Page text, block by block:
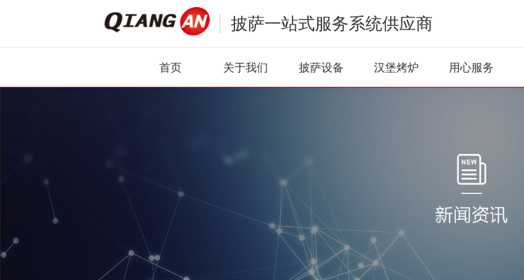
披萨一站式服务系统供应商
首页 关于我们 披萨设备 汉堡烤炉 用心服务